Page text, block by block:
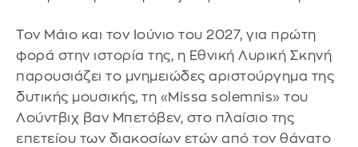
Τον Μάιο και τον Ιούνιο του 2027, για πρώτη
φορά στην ιστορία της, η Εθνική Λυρική Σκηνή
παρουσιάζει το μνημειώδες αριστούργημα της
δυτικής μουσικής, τη «Missa solemnis» του
Λούντβιχ βαν Μπετόβεν, στο πλαίσιο της
επετείου των διακοσίων ετών από τον θάνατο